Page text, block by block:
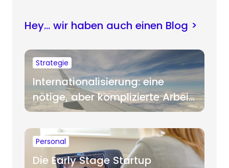
Hey… wir haben auch einen Blog >
Strategie
Internationalisierung: eine
nötige, aber komplizierte Arbeit
für Startups
Personal
Die Early Stage Startup